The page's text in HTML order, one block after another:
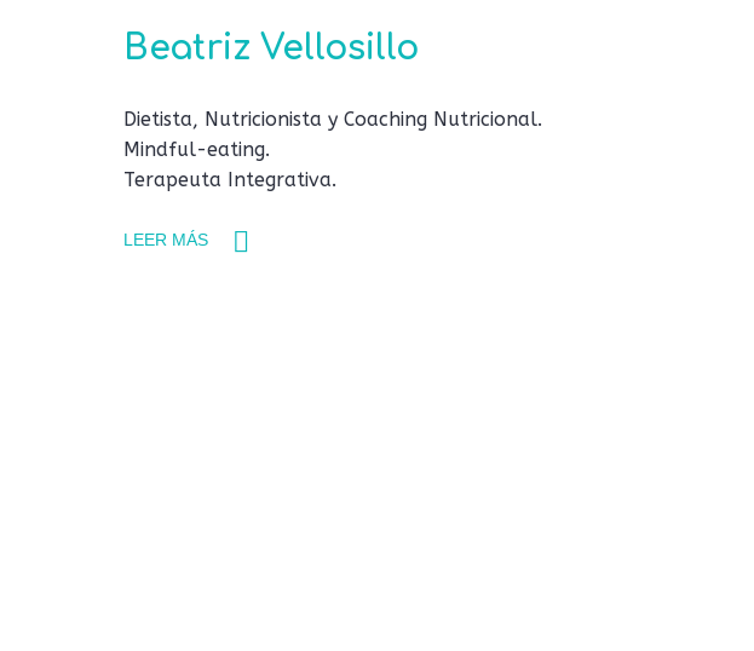
Beatriz Vellosillo
Dietista, Nutricionista y Coaching Nutricional.
Mindful-eating.
Terapeuta Integrativa.
LEER MÁS